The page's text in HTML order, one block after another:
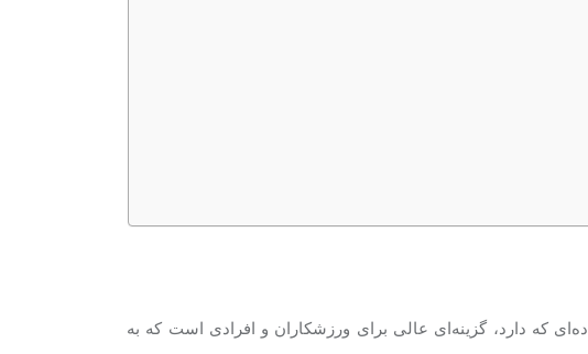
که دارد، گزینه‌ای عالی برای ورزشکاران و افرادی است که به